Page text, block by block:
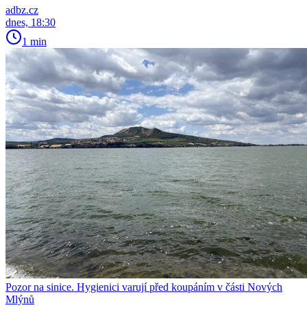
adbz.cz
dnes, 18:30
1 min
Pozor na sinice. Hygienici varují před koupáním v části Nových
Mlýnů